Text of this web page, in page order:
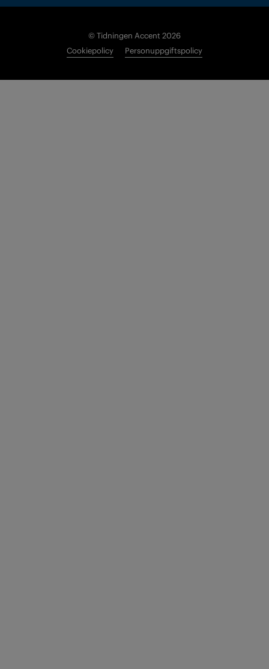
© Tidningen Accent 2026
Cookiepolicy
Personuppgiftspolicy